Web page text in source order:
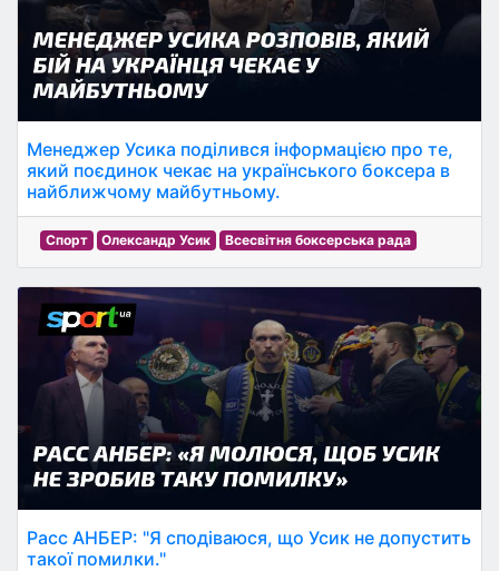
Менеджер Усика поділився інформацією про те,
який поєдинок чекає на українського боксера в
найближчому майбутньому.
Спорт Олександр Усик Всесвітня боксерська рада
Расс АНБЕР: "Я сподіваюся, що Усик не допустить
такої помилки."